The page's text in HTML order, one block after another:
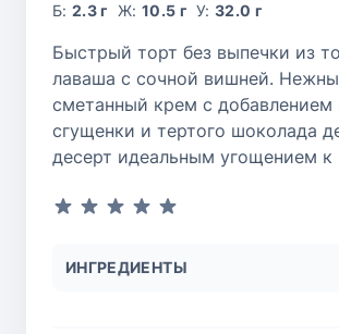
Б:2.3 г Ж: 10.5 г У:32.0 г
Быстрый торт без выпечки из
лаваша с сочной вишней.
сметанный крем с добавлением
сгущенки и тертого шоколада
десерт идеальным угощением к
ИНГРЕДИЕНТЫ